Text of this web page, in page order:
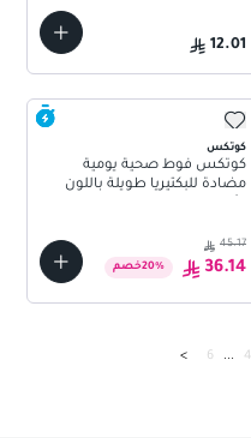
12.01
كوتكس
كوتكس فوط صحية يومية
مضادة للبكتيريا طويلة باللون
45.17
36.14
20% خصم
4
...
6
>